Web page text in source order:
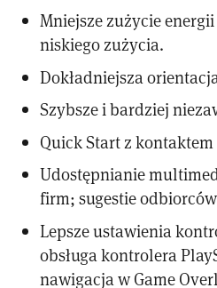
Mniejsze zużycie
niskiego zużycia.
Dokładniejsza
Szybsze i bardziej
Quick Start z
Udostępnianie
firm; sugestie
Lepsze ustawienia
obsługa kontrolera
nawigacja w Game